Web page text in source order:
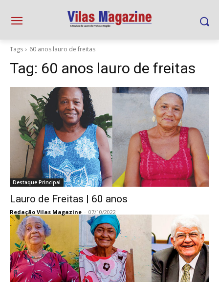
Tags 60 anos lauro de freitas
Tag: 60 anos lauro de freitas
Destaque Principal
Lauro de Freitas | 60 anos
Redação Vilas Magazine - 07/10/2022